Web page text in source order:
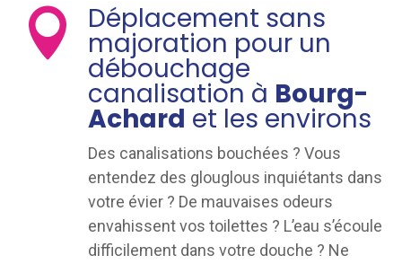
 Déplacement sans
majoration pour un
débouchage
canalisation à Bourg-
Achard et les environs
Des canalisations bouchées ? Vous
entendez des glouglous inquiétants dans
votre évier ? De mauvaises odeurs
envahissent vos toilettes ? L’eau s’écoule
difficilement dans votre douche ? Ne